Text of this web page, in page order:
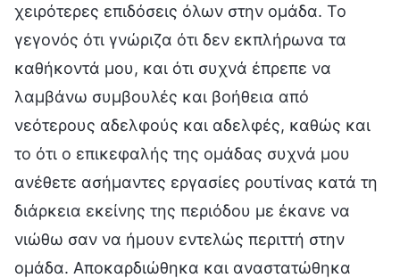
χειρότερες επιδόσεις όλων στην ομάδα. Το
γεγονός ότι γνώριζα ότι δεν εκπλήρωνα τα
καθήκοντά μου, και ότι συχνά έπρεπε να
λαμβάνω συμβουλές και βοήθεια από
νεότερους αδελφούς και αδελφές, καθώς και
το ότι ο επικεφαλής της ομάδας συχνά μου
ανέθετε ασήμαντες εργασίες ρουτίνας κατά τη
διάρκεια εκείνης της περιόδου με έκανε να
νιώθω σαν να ήμουν εντελώς περιττή στην
ομάδα. Αποκαρδιώθηκα και αναστατώθηκα